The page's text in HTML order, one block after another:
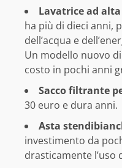
Lavatrice ad
ha più di dieci anni,
dell’acqua e
Un modello nuovo
costo in pochi anni
Sacco filtrante
30 euro e dura anni.
Asta
investimento da
drasticamente l’uso